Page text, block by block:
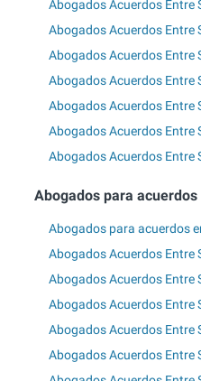
Abogados Acuerdos Entre
Abogados Acuerdos Entre
Abogados Acuerdos Entre
Abogados Acuerdos Entre
Abogados Acuerdos Entre
Abogados Acuerdos Entre
Abogados Acuerdos Entre
Abogados para
Abogados para acuerdos
Abogados Acuerdos Entre
Abogados Acuerdos Entre
Abogados Acuerdos Entre
Abogados Acuerdos Entre
Abogados Acuerdos Entre